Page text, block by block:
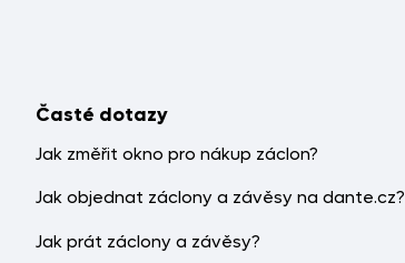
Časté dotazy
Jak změřit okno pro nákup záclon?
Jak objednat záclony a závěsy na dante.cz?
Jak prát záclony a závěsy?